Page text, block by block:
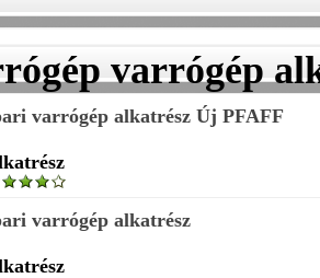
varrógép
varrógép alkatrész Új PFAFF
varrógép alkatrész